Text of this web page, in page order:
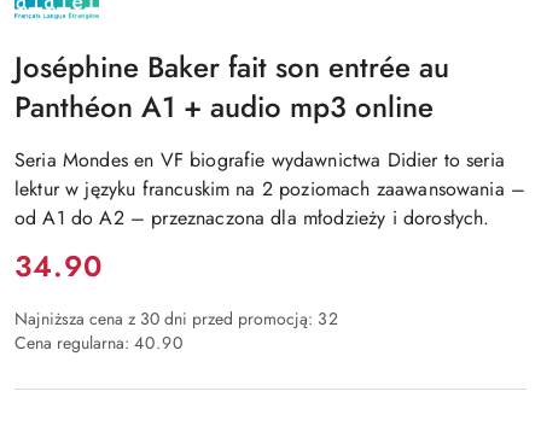
PRODUCENTA:
Joséphine Baker fait son entrée au
Panthéon A1 + audio mp3 online
Seria Mondes en VF biografie wydawnictwa Didier to seria
lektur w języku francuskim na 2 poziomach zaawansowania –
od A1 do A2 – przeznaczona dla młodzieży i dorosłych.
Cena:
34.90
Najniższa cena z 30 dni przed promocją: 32
Cena regularna: 40.90